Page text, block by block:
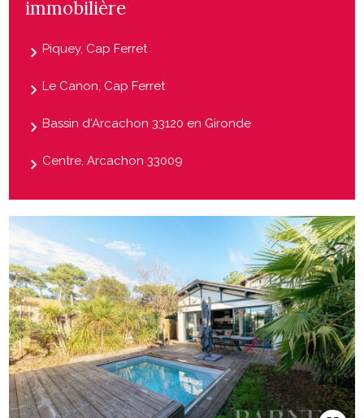
immobilière
Piquey, Cap Ferret
Le Canon, Cap Ferret
Bassin d'Arcachon 33120 en Gironde
Centre, Arcachon 33009